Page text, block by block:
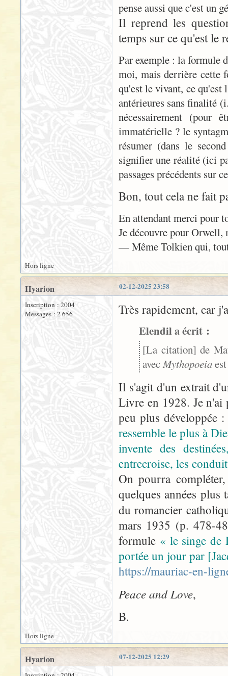
pense aussi que c'est un
Il reprend les
temps sur ce qu'est le
Par exemple : la formule
moi, mais derrière cette
qu'est le vivant, ce qu'est
antérieures sans finalité
nécessairement (pour
immatérielle ? le
résumer (dans le
signifier une réalité (ici
passages précédents sur
Bon, tout cela ne fait
En attendant merci pour
Je découvre pour
— Même Tolkien qui,
Hors ligne
02-12-2025 23:58
Hyarion
Inscription : 2004
Messages : 2 656
Très rapidement, car
Elendil a écrit :
[La citation] de
avecMythopoeia
Il s'agit d'un extrait
Livre en 1928. Je n'ai
peu plus développée :
ressemble le plus à
invente des
entrecroise, les
On pourra
quelques années plus
du romancier
mars 1935 (p. 478-
formule « le singe de
portée un jour par
https://mauriac-en-
Peace and Love,
B.
Hors ligne
07-12-2025 12:29
Hyarion